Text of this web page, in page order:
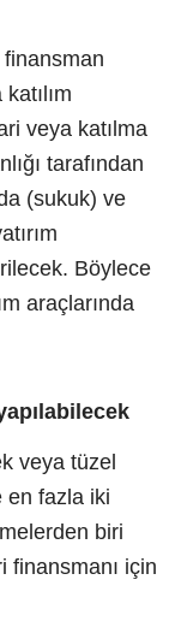
veya katılma
tarafından
(sukuk) ve
Böylece
araçlarında
veya tüzel
en fazla iki
biri
finansmanı için